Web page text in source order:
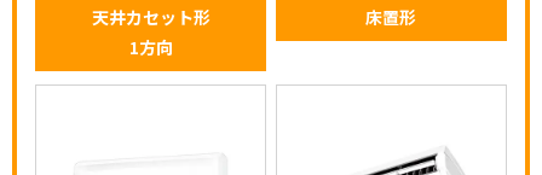
天井カセット形
1方向
床置形